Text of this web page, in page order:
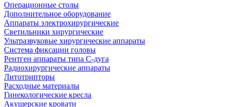
Операционные столы
Дополнительное оборудование
Аппараты электрохирургические
Светильники хирургические
Ультразвуковые хирургические аппараты
Система фиксации головы
Рентген аппараты типа С-дуга
Радиохирургические аппараты
Литотрипторы
Расходные материалы
Гинекологические кресла
Акушерские кровати